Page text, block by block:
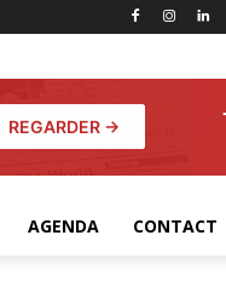
REGARDER →
AGENDA CONTACT